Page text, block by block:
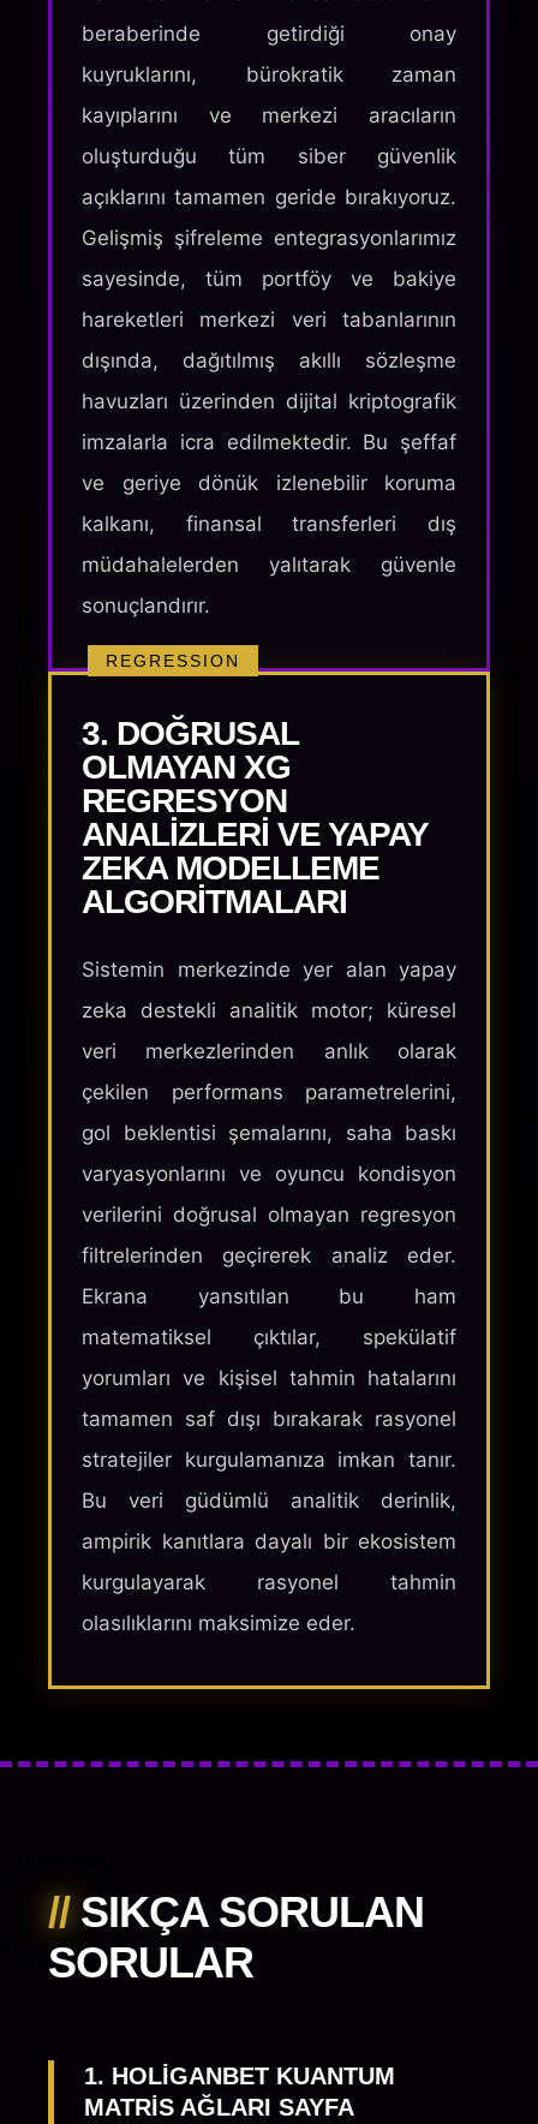
beraberinde getirdiği onay
kuyruklarını, bürokratik zaman
kayıplarını ve merkezi aracıların
oluşturduğu tüm siber güvenlik
açıklarını tamamen geride bırakıyoruz.
Gelişmiş şifreleme entegrasyonlarımız
sayesinde, tüm portföy ve bakiye
hareketleri merkezi veri tabanlarının
dışında, dağıtılmış akıllı sözleşme
havuzları üzerinden dijital kriptografik
imzalarla icra edilmektedir. Bu şeffaf
ve geriye dönük izlenebilir koruma
kalkanı, finansal transferleri dış
müdahalelerden yalıtarak güvenle
sonuçlandırır.
REGRESSION
3. DOĞRUSAL
OLMAYAN XG
REGRESYON
ANALIZLERI VE YAPAY
ZEKA MODELLEME
ALGORITMALARI
Sistemin merkezinde yer alan yapay
zeka destekli analitik motor; küresel
veri merkezlerinden anlık olarak
çekilen performans parametrelerini,
gol beklentisi şemalarını, saha baskı
varyasyonlarını ve oyuncu kondisyon
verilerini doğrusal olmayan regresyon
filtrelerinden geçirerek analiz eder.
Ekrana yansıtılan bu ham
matematiksel çıktılar, spekülatif
yorumları ve kişisel tahmin hatalarını
tamamen saf dışı bırakarak rasyonel
stratejiler kurgulamanıza imkan tanır.
Bu veri güdümlü analitik derinlik,
ampirik kanıtlara dayalı bir ekosistem
kurgulayarak rasyonel tahmin
olasılıklarını maksimize eder.
//SIKÇA SORULAN
SORULAR
1. HOLIGANBET KUANTUM
MATRIS AĞLARI SAYFA